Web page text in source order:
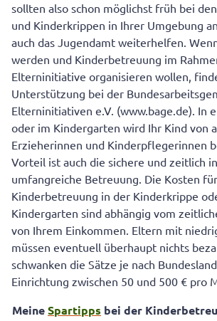
sollten also schon möglichst früh bei
und Kinderkrippen in Ihrer Umgebung
auch das Jugendamt weiterhelfen.
werden und Kinderbetreuung im
Elterninitiative organisieren wollen,
Unterstützung bei der
Elterninitiativen e.V. (www.bage.de). In
oder im Kindergarten wird Ihr Kind von
Erzieherinnen und Kinderpflegerinnen
Vorteil ist auch die sichere und zeitlich
umfangreiche Betreuung. Die Kosten
Kinderbetreuung in der Kinderkrippe
Kindergarten sind abhängig vom
von Ihrem Einkommen. Eltern mit
müssen eventuell überhaupt nichts
schwanken die Sätze je nach
Einrichtung zwischen 50 und 500 € pro
MeineSpartipps bei der